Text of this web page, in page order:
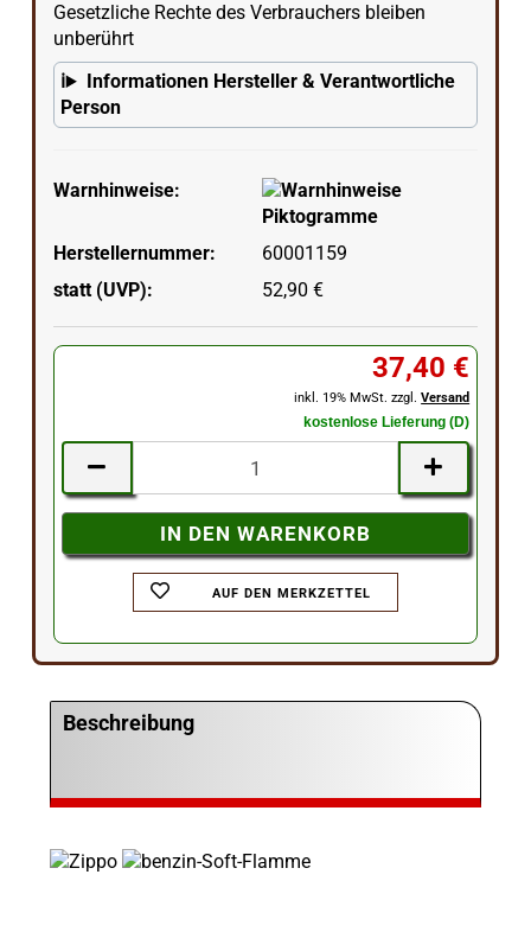
Gesetzliche Rechte des Verbrauchers bleiben
unberührt
Informationen Hersteller & Verantwortliche
Person
Warnhinweise:
Herstellernummer:
60001159
statt (UVP):
52,90 €
37,40 €
inkl. 19% MwSt. zzgl.Versand
kostenlose Lieferung (D)
AUF DEN MERKZETTEL
Beschreibung